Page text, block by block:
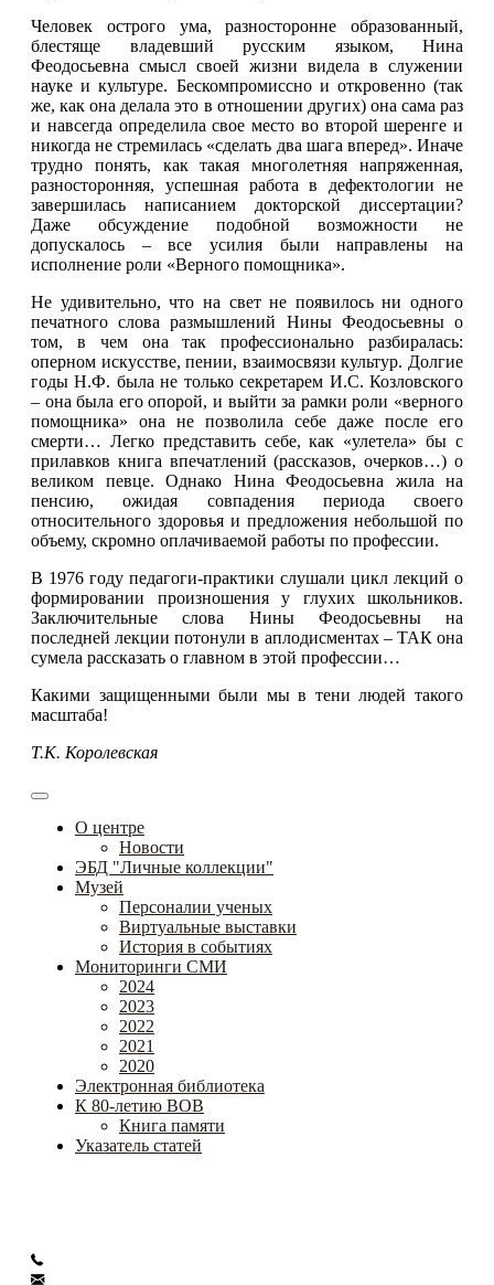
Человек острого ума, разносторонне образованный,
блестяще владевший русским языком, Нина
Феодосьевна смысл своей жизни видела в служении
науке и культуре. Бескомпромиссно и откровенно (так
же, как она делала это в отношении других) она сама раз
и навсегда определила свое место во второй шеренге и
никогда не стремилась «сделать два шага вперед». Иначе
трудно понять, как такая многолетняя напряженная,
разносторонняя, успешная работа в дефектологии не
завершилась написанием докторской диссертации?
Даже обсуждение подобной возможности не
допускалось – все усилия были направлены на
исполнение роли «Верного помощника».
Не удивительно, что на свет не появилось ни одного
печатного слова размышлений Нины Феодосьевны о
том, в чем она так профессионально разбиралась:
оперном искусстве, пении, взаимосвязи культур. Долгие
годы Н.Ф. была не только секретарем И.С. Козловского
– она была его опорой, и выйти за рамки роли «верного
помощника» она не позволила себе даже после его
смерти… Легко представить себе, как «улетела» бы с
прилавков книга впечатлений (рассказов, очерков…) о
великом певце. Однако Нина Феодосьевна жила на
пенсию, ожидая совпадения периода своего
относительного здоровья и предложения небольшой по
объему, скромно оплачиваемой работы по профессии.
В 1976 году педагоги-практики слушали цикл лекций о
формировании произношения у глухих школьников.
Заключительные слова Нины Феодосьевны на
последней лекции потонули в аплодисментах – ТАК она
сумела рассказать о главном в этой профессии…
Какими защищенными были мы в тени людей такого
масштаба!
Т.К. Королевская
О центре
Новости
ЭБД "Личные коллекции"
Музей
Персоналии ученых
Виртуальные выставки
История в событиях
Мониторинги СМИ
2024
2023
2022
2021
2020
Электронная библиотека
К 80-летию ВОВ
Книга памяти
Указатель статей